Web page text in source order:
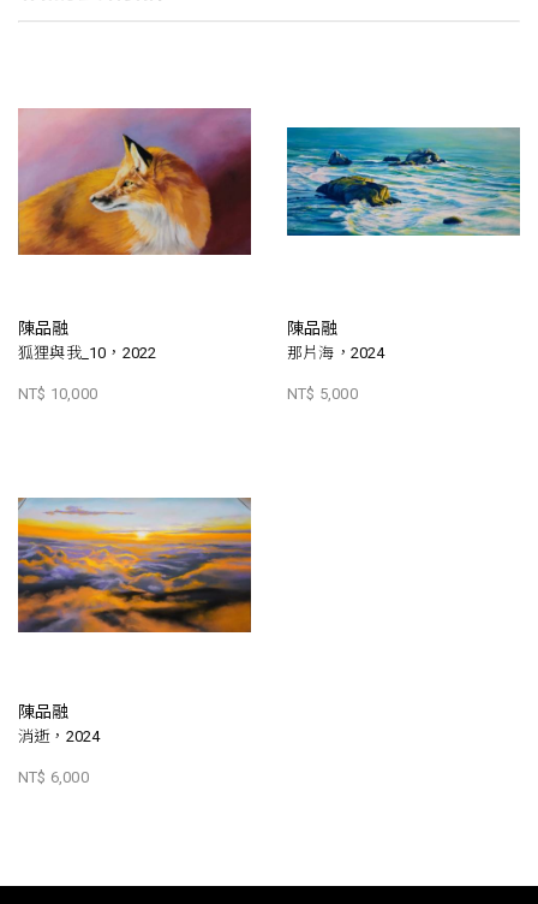
陳品融
狐狸與我_10，2022
NT$ 10,000
陳品融
那片海，2024
NT$ 5,000
陳品融
消逝，2024
NT$ 6,000